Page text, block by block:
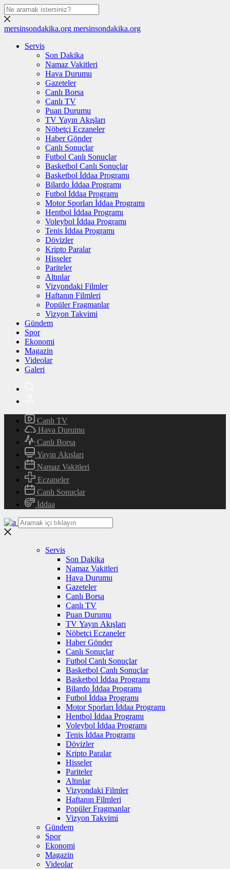
mersinsondakika.org mersinsondakika.org
Servis
Son Dakika
Namaz Vakitleri
Hava Durumu
Gazeteler
Canlı Borsa
Canlı TV
Puan Durumu
TV Yayın Akışları
Nöbetçi Eczaneler
Haber Gönder
Canlı Sonuçlar
Futbol Canlı Sonuçlar
Basketbol Canlı Sonuçlar
Basketbol İddaa Programı
Bilardo İddaa Programı
Futbol İddaa Programı
Motor Sporları İddaa Programı
Hentbol İddaa Programı
Voleybol İddaa Programı
Tenis İddaa Programı
Dövizler
Kripto Paralar
Hisseler
Pariteler
Altınlar
Vizyondaki Filmler
Haftanın Filmleri
Popüler Fragmanlar
Vizyon Takvimi
Gündem
Spor
Ekonomi
Magazin
Videolar
Galeri
Canlı TV
Hava Durumu
Canlı Borsa
Yayın Akışları
Namaz Vakitleri
Eczaneler
Canlı Sonuçlar
İddaa
Servis
Son Dakika
Namaz Vakitleri
Hava Durumu
Gazeteler
Canlı Borsa
Canlı TV
Puan Durumu
TV Yayın Akışları
Nöbetçi Eczaneler
Haber Gönder
Canlı Sonuçlar
Futbol Canlı Sonuçlar
Basketbol Canlı Sonuçlar
Basketbol İddaa Programı
Bilardo İddaa Programı
Futbol İddaa Programı
Motor Sporları İddaa Programı
Hentbol İddaa Programı
Voleybol İddaa Programı
Tenis İddaa Programı
Dövizler
Kripto Paralar
Hisseler
Pariteler
Altınlar
Vizyondaki Filmler
Haftanın Filmleri
Popüler Fragmanlar
Vizyon Takvimi
Gündem
Spor
Ekonomi
Magazin
Videolar